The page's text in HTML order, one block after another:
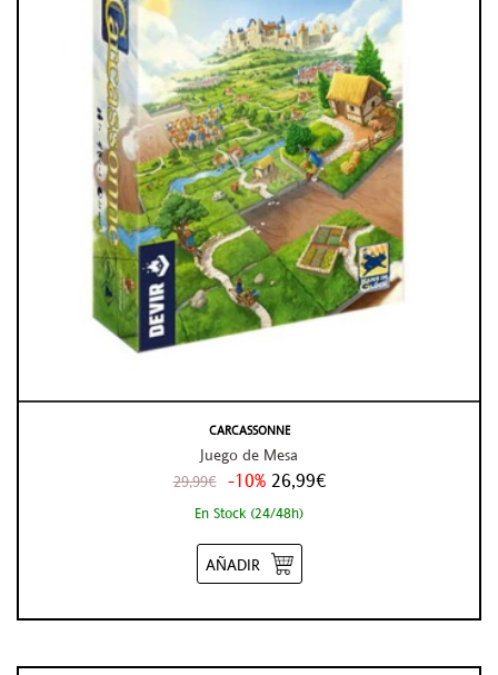
CARCASSONNE
Juego de Mesa
29,99€ -10% 26,99€
En Stock (24/48h)
AÑADIR